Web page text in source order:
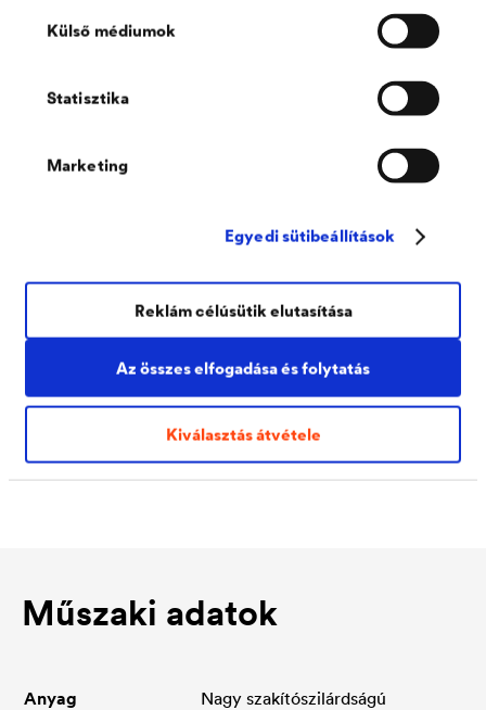
Külső médiumok
Statisztika
Marketing
Egyedi sütibeállítások
Az összes elfogadása és folytatás
Kiválasztás átvétele
Reklám célúsütik elutasítása
Meierhof
Vechta, Németország
kihívással kellett megbirkózni. A megrendelő és a tervezők
többek között a rendkívüli szakítószilárdsággal rendelkező
Műszaki adatok
Anyag
Nagy szakítószilárdságú